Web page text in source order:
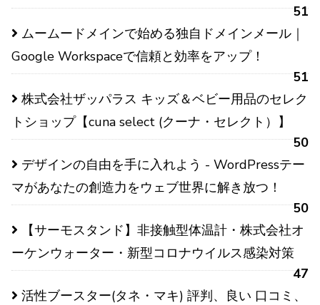
51
ムームードメインで始める独自ドメインメール｜
Google Workspaceで信頼と効率をアップ！
51
株式会社ザッパラス キッズ＆ベビー用品のセレク
トショップ【cuna select (クーナ・セレクト）】
50
デザインの自由を手に入れよう - WordPressテー
マがあなたの創造力をウェブ世界に解き放つ！
50
【サーモスタンド】非接触型体温計・株式会社オ
ーケンウォーター・新型コロナウイルス感染対策
47
活性ブースター(タネ・マキ) 評判、良い 口コミ、